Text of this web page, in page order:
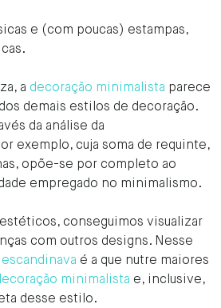
e (com poucas) estampas,
a decoração minimalista parece
demais estilos de decoração.
da análise da
exemplo, cuja soma de requinte,
opõe-se por completo ao
empregado no minimalismo.
conseguimos visualizar
com outros designs. Nesse
é a que nutre maiores
minimalista e, inclusive,
desse estilo.